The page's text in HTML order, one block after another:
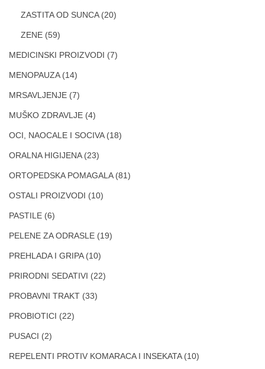
ZASTITA OD SUNCA (20)
ZENE (59)
MEDICINSKI PROIZVODI (7)
MENOPAUZA (14)
MRSAVLJENJE (7)
MUŠKO ZDRAVLJE (4)
OCI, NAOCALE I SOCIVA (18)
ORALNA HIGIJENA (23)
ORTOPEDSKA POMAGALA (81)
OSTALI PROIZVODI (10)
PASTILE (6)
PELENE ZA ODRASLE (19)
PREHLADA I GRIPA (10)
PRIRODNI SEDATIVI (22)
PROBAVNI TRAKT (33)
PROBIOTICI (22)
PUSACI (2)
REPELENTI PROTIV KOMARACA I INSEKATA (10)